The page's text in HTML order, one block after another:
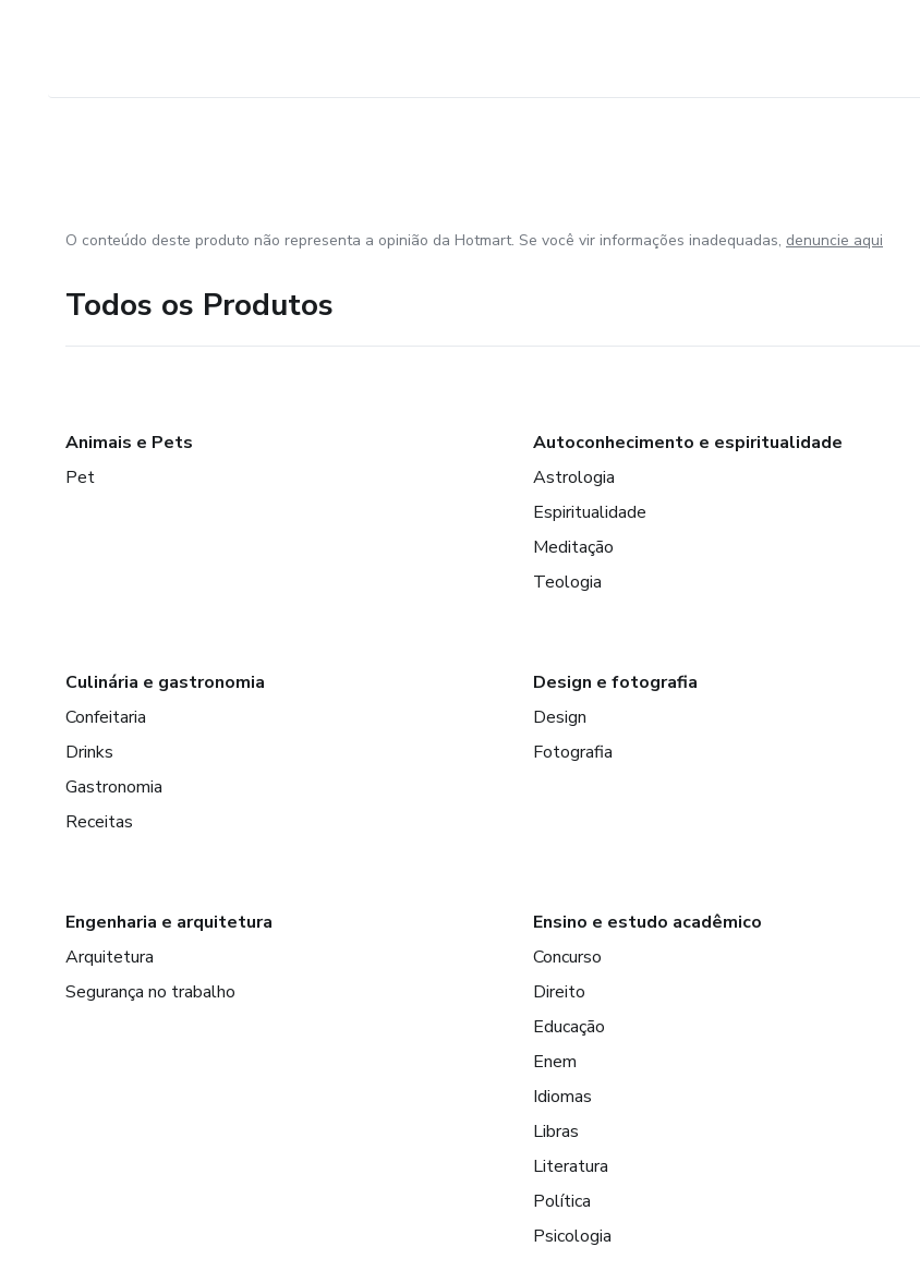
O conteúdo deste produto não representa a opinião da Hotmart. Se você vir informações inadequadas, denuncie aqui
Todos os Produtos
Animais e Pets
Pet
Autoconhecimento e espiritualidade
Astrologia
Espiritualidade
Meditação
Teologia
Culinária e gastronomia
Confeitaria
Drinks
Gastronomia
Receitas
Design e fotografia
Design
Fotografia
Engenharia e arquitetura
Arquitetura
Segurança no trabalho
Ensino e estudo acadêmico
Concurso
Direito
Educação
Enem
Idiomas
Libras
Literatura
Política
Psicologia